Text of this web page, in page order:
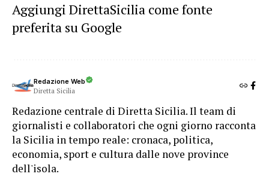
Aggiungi DirettaSicilia come fonte
preferita su Google
Redazione Web
Diretta Sicilia
Redazione centrale di Diretta Sicilia. Il team di
giornalisti e collaboratori che ogni giorno racconta
la Sicilia in tempo reale: cronaca, politica,
economia, sport e cultura dalle nove province
dell'isola.